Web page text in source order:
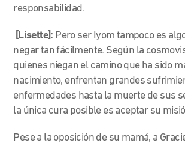
responsabilidad.
[Lisette]: Pero ser Iyom tampoco es
negar tan fácilmente. Según la
quienes niegan el camino que ha sido
nacimiento, enfrentan grandes
enfermedades hasta la muerte de sus
la única cura posible es aceptar su
Pese a la oposición de su mamá, a